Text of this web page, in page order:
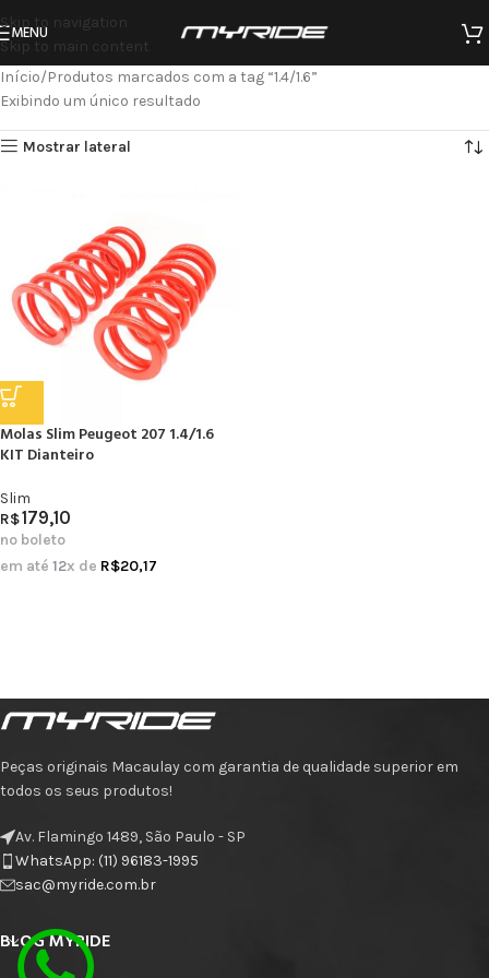
Skip to navigation
Skip to main content
MENU
Início Produtos marcados com a tag “1.4/1.6”
Exibindo um único resultado
Mostrar lateral
Molas Slim Peugeot 207 1.4/1.6
KIT Dianteiro
Slim
R$179,10
no boleto
em até 12x de R$20,17
Peças originais Macaulay com garantia de qualidade superior em
todos os seus produtos!
Av. Flamingo 1489, São Paulo - SP
WhatsApp: (11) 96183-1995
sac@myride.com.br
BLOG MYRIDE